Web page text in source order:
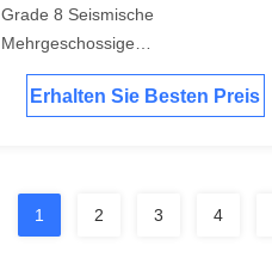
Grade 8 Seismische
Mehrgeschossige
Fertigstahlkonstruktion Bürogebäude
Hotel Schulrahmen Bau
Erhalten Sie Besten Preis
1 2 3 4